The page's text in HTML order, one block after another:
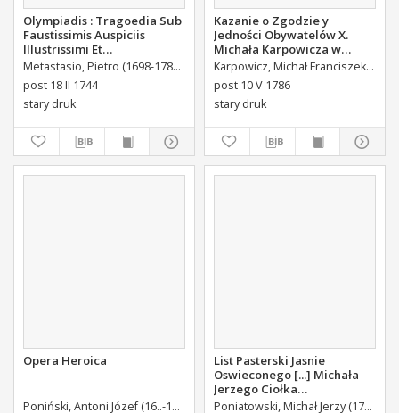
Olympiadis : Tragoedia Sub
Faustissimis Auspiciis
Illustrissimi Et
Eccellentissimi Comitis De
Brühl Liberi Baronis de
Forste & de Pfoerthen [...]
Metastasio, Pietro (1698-1782) Portalupi, Antoni Maria (1713-1791) Tł.
post 18 II 1744
stary druk
Kazanie o Zgodzie y
Jedności Obywatelów X.
Michała Karpowicza w
Uroczystosc Imienin [...]
Stanisława Augusta Krola
Miane [...].
Karpowicz, Michał Franciszek (1744-1803)
post 10 V 1786
stary druk
Opera Heroica
Poniński, Antoni Józef (16..-1742). Królikiewicz, Jan Maksymilian. Wyd.
List Pasterski Jasnie
Oswieconego [...] Michała
Jerzego Ciołka
Poniatowskiego Biskupa
Poniatowski, Michał Jerzy (1736-1794)